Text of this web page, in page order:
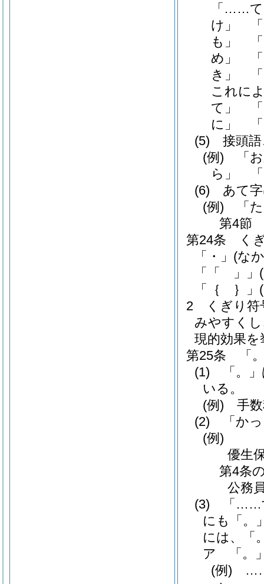
「……
け」
も」
め」
き」
これに
て」
に」
(5)
接頭
(例) 「
ら」
(6)
あて
(例) 「た
第4節
第24条
く
「・」 (な
「「 」」
「｛ ｝」
2
くぎり
みやすく
現的効果
第25条
「
(1)
「。
いる。
(例) 手数
(2)
「か
(例)
優生
第4
公務
(3)
「……
にも「。
には、「
ア
「
(例)